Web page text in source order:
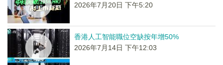
2026年7月20日 下午5:20
香港人工智能職位空缺按年增50%
2026年7月14日 下午12:03